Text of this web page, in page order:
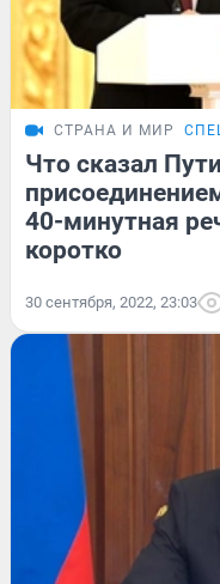
СТРАНА И МИР
Что сказал
40-минутная
коротко
30 сентября, 2022, 23:03